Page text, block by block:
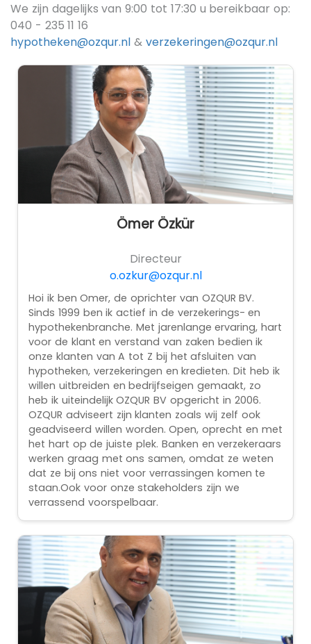
We zijn dagelijks van 9:00 tot 17:30 u bereikbaar op:
040 - 235 11 16
hypotheken@ozqur.nl & verzekeringen@ozqur.nl
Ömer Özkür
Directeur
o.ozkur@ozqur.nl
Hoi ik ben Omer, de oprichter van OZQUR BV.
Sinds 1999 ben ik actief in de verzekerings- en
hypothekenbranche. Met jarenlange ervaring, hart
voor de klant en verstand van zaken bedien ik
onze klanten van A tot Z bij het afsluiten van
hypotheken, verzekeringen en kredieten. Dit heb ik
willen uitbreiden en bedrijfseigen gemaakt, zo
heb ik uiteindelijk OZQUR BV opgericht in 2006.
OZQUR adviseert zijn klanten zoals wij zelf ook
geadviseerd willen worden. Open, oprecht en met
het hart op de juiste plek. Banken en verzekeraars
werken graag met ons samen, omdat ze weten
dat ze bij ons niet voor verrassingen komen te
staan.Ook voor onze stakeholders zijn we
verrassend voorspelbaar.